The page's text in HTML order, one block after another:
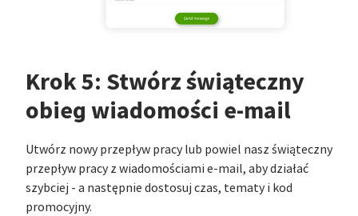
Krok 5: Stwórz świąteczny
obieg wiadomości e-mail
Utwórz nowy przepływ pracy lub powiel nasz świąteczny
przepływ pracy z wiadomościami e-mail, aby działać
szybciej - a następnie dostosuj czas, tematy i kod
promocyjny.